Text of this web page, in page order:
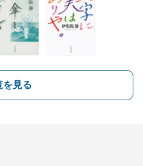
を見る